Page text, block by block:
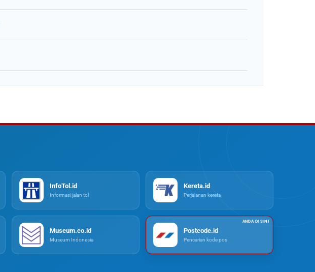
InfoTol.id
Informasi jalan tol
Kereta.id
Perjalanan kereta
Museum.co.id
Museum Indonesia
Postcode.id
Pencarian kode pos